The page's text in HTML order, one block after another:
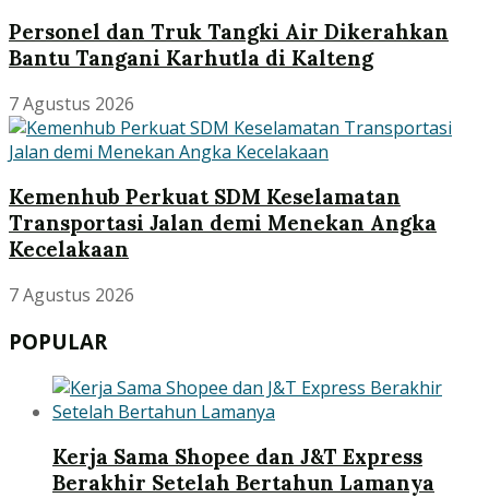
Personel dan Truk Tangki Air Dikerahkan
Bantu Tangani Karhutla di Kalteng
7 Agustus 2026
Kemenhub Perkuat SDM Keselamatan
Transportasi Jalan demi Menekan Angka
Kecelakaan
7 Agustus 2026
POPULAR
Kerja Sama Shopee dan J&T Express
Berakhir Setelah Bertahun Lamanya